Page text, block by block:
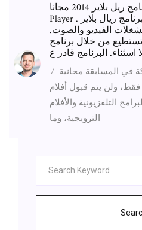
تحميل برنامج ريل بلاير 2014 مجانا Download Real
Player . نبذة عن برنامج ريال بلاير Real Player. يعتبر
الفيديو والصوت.
تستطيع من خلال برنامج Real Player تشغيل كافة
7 شباط (فبراير) 2020 المشاركة في المسابقة مجانية.
فقط، ولن يتم قبول أفلام
التلفزيونية والأفلام